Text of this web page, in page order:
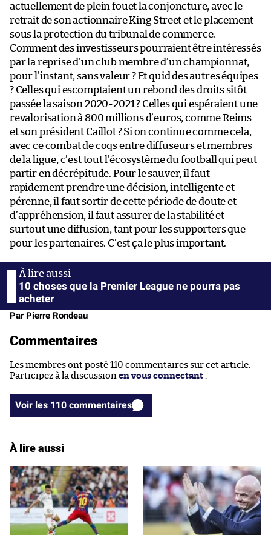
actuellement de plein fouet la conjoncture, avec le
retrait de son actionnaire King Street et le placement
sous la protection du tribunal de commerce.
Comment des investisseurs pourraient être intéressés
par la reprise d’un club membre d’un championnat,
pour l’instant, sans valeur ? Et quid des autres équipes
? Celles qui escomptaient un rebond des droits sitôt
passée la saison 2020-2021 ? Celles qui espéraient une
revalorisation à 800 millions d’euros, comme Reims
et son président Caillot ? Si on continue comme cela,
avec ce combat de coqs entre diffuseurs et membres
de la ligue, c’est tout l’écosystème du football qui peut
partir en décrépitude. Pour le sauver, il faut
rapidement prendre une décision, intelligente et
pérenne, il faut sortir de cette période de doute et
d’appréhension, il faut assurer de la stabilité et
surtout une diffusion, tant pour les supporters que
pour les partenaires. C’est ça le plus important.
10 choses que la Premier League ne pourra pas
acheter
Par Pierre Rondeau
Commentaires
Les membres ont posté 110 commentaires sur cet article.
Participez à la discussion en vous connectant
Voir les 110 commentaires
À lire aussi